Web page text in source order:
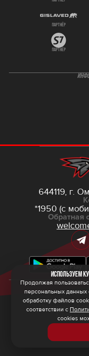
партнёр
партнёр
644119, г.
*1950 (с
Обратная
©
Политика
Правила
Используем
Продолжая
персональных данных
обработку файлов
соответствии с
cookies